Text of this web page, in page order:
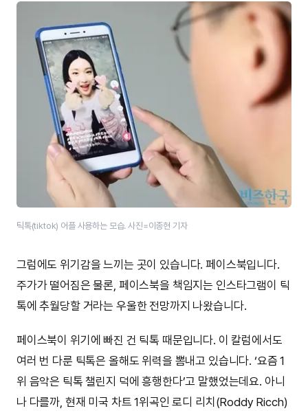
틱톡(tiktok) 어플 사용하는 모습. 사진=이종현 기자
그럼에도 위기감을 느끼는 곳이 있습니다. 페이스북입니다.
주가가 떨어짐은 물론, 페이스북을 책임지는 인스타그램이 틱
톡에 추월당할 거라는 우울한 전망까지 나왔습니다.
페이스북이 위기에 빠진 건 틱톡 때문입니다. 이 칼럼에서도
여러 번 다룬 틱톡은 올해도 위력을 뽐내고 있습니다. ‘요즘 1
위 음악은 틱톡 챌린지 덕에 흥행한다’고 말했었는데요. 아니
나 다를까, 현재 미국 차트 1위곡인 로디 리치(Roddy Ricch)